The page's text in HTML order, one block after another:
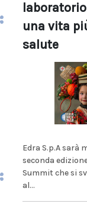
una vita
salute
Edra S.p.A sarà
seconda
Summit che si
al...